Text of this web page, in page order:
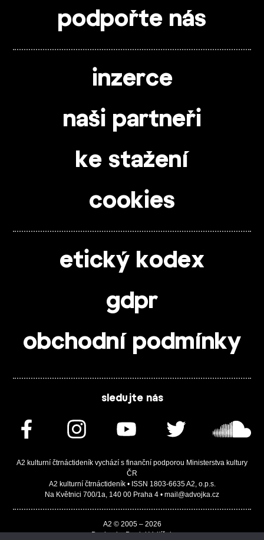
podpořte nás
inzerce
naši partneři
ke stažení
cookies
etický kodex
gdpr
obchodní podmínky
sledujte nás
A2 kulturní čtrnáctideník vychází s finanční podporou Ministerstva kultury
ČR
A2 kulturní čtrnáctideník • ISSN 1803-6635 A2, o.p.s.
Na Květnici 700/1a, 140 00 Praha 4 • mail@advojka.cz
A2 © 2005 – 2026
Design by Daniel Vojtíšek